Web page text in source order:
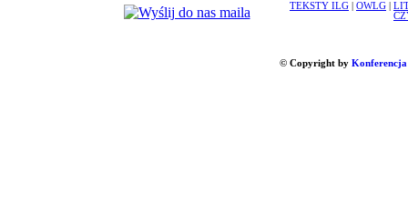
TEKSTY ILG OWLG
© Copyright by Konferencja